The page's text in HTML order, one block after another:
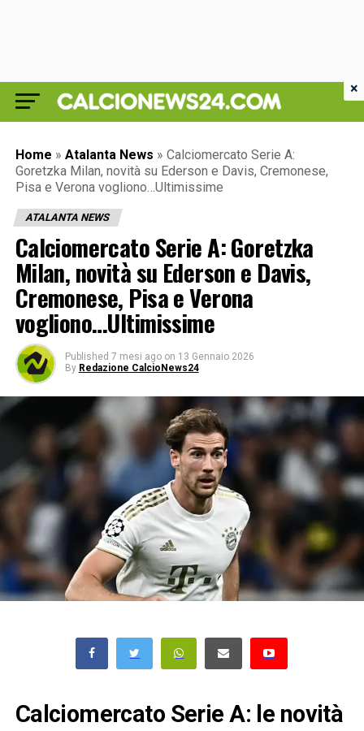
Home » Atalanta News » Calciomercato Serie A:
Goretzka Milan, novità su Ederson e Davis, Cremonese,
Pisa e Verona vogliono…Ultimissime
ATALANTA NEWS
Calciomercato Serie A: Goretzka
Milan, novità su Ederson e Davis,
Cremonese, Pisa e Verona
vogliono…Ultimissime
Published 7 mesi ago on 13 Gennaio 2026
By Redazione CalcioNews24
Calciomercato Serie A: le novità
×